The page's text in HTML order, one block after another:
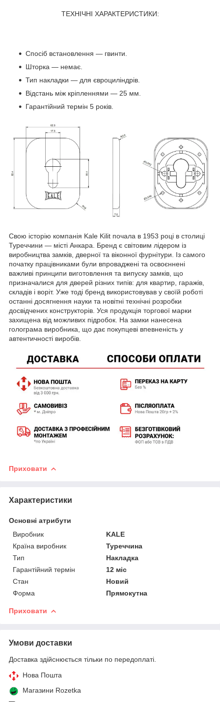
ТЕХНІЧНІ ХАРАКТЕРИСТИКИ:
Спосіб встановлення — гвинти.
Шторка — немає.
Тип накладки — для євроциліндрів.
Відстань між кріпленнями — 25 мм.
Гарантійний термін 5 років.
Свою історію компанія Kale Kilit почала в 1953 році в столиці
Туреччини — місті Анкара. Бренд є світовим лідером із
виробництва замків, дверної та віконної фурнітури. Із самого
початку працівниками були впроваджені та освоєннені
важливі принципи виготовлення та випуску замків, що
призначалися для дверей різних типів: для квартир, гаражів,
складів і воріт. Уже тоді бренд використовував у своїй роботі
останні досягнення науки та новітні технічні розробки
досвідчених конструкторів. Уся продукція торгової марки
захищена від можливих підробок. На замки нанесена
голограма виробника, що дає покупцеві впевненість у
автентичності виробів.
Приховати
Характеристики
Основні атрибути
Виробник
KALE
Країна виробник
Туреччина
Тип
Накладка
Гарантійний термін
12 міс
Стан
Новий
Форма
Прямокутна
Приховати
Умови доставки
Доставка здійснюється тільки по передоплаті.
Нова Пошта
Магазини Rozetka